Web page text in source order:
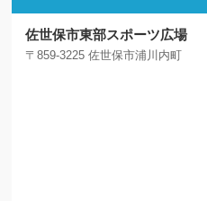
佐世保市東部スポーツ広場
〒859-3225 佐世保市浦川内町